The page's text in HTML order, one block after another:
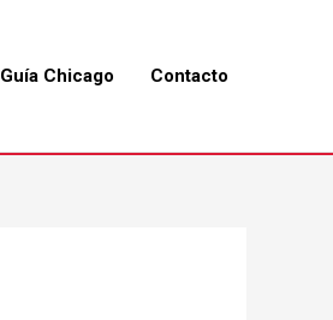
Guía Chicago Contacto